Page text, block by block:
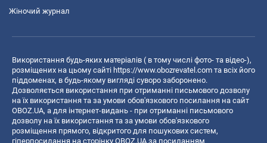
Жіночий журнал
Використання будь-яких матеріалів ( в тому числі фото- та відео-),
розміщених на цьому сайті https://www.obozrevatel.com та всіх його
піддоменах, в будь-якому вигляді суворо заборонено.
Дозволяється використання при отриманні письмового дозволу
на їх використання та за умови обов'язкового посилання на сайт
OBOZ.UA, а для інтернет-видань - при отриманні письмового
дозволу на їх використання та за умови обов'язкового
розміщення прямого, відкритого для пошукових систем,
гіперпосилання на сторінку OBOZ.UA за посиланням